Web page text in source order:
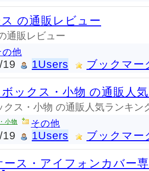
の通販レビュー
通販レビュー
の他
19 1Users ブックマー
ックス・小物 の通販人
クス・小物 の通販人気ランキン
小物 その他
19 1Users ブックマー
ース・アイフォンカバー